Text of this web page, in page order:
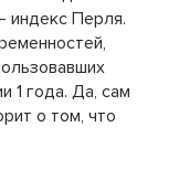
индекс Перля.
1 года. Да, сам
о том, что